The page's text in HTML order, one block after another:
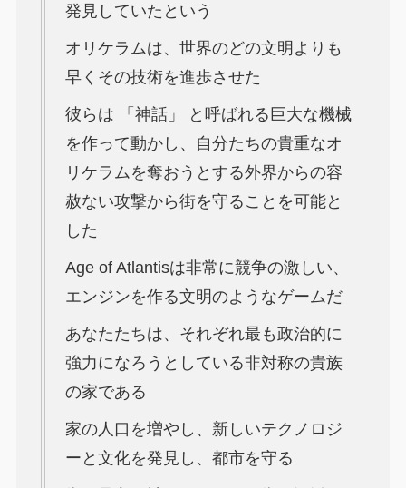
発見していたという
オリケラムは、世界のどの文明よりも
早くその技術を進歩させた
彼らは 「神話」 と呼ばれる巨大な機械
を作って動かし、自分たちの貴重なオ
リケラムを奪おうとする外界からの容
赦ない攻撃から街を守ることを可能と
した
Age of Atlantisは非常に競争の激しい、
エンジンを作る文明のようなゲームだ
あなたたちは、それぞれ最も政治的に
強力になろうとしている非対称の貴族
の家である
家の人口を増やし、新しいテクノロジ
ーと文化を発見し、都市を守る